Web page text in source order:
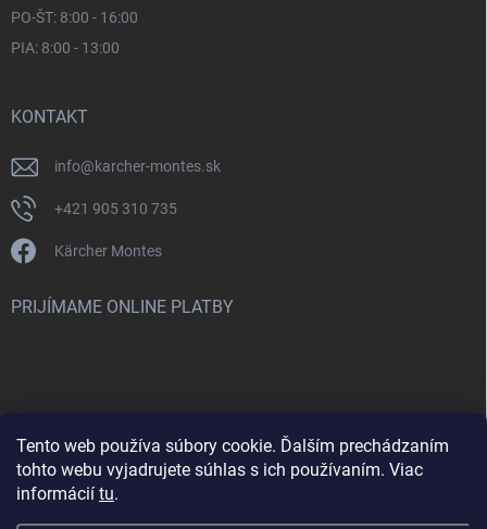
Tento web používa súbory cookie. Ďalším prechádzaním
tohto webu vyjadrujete súhlas s ich používaním. Viac
informácií tu.
PO-ŠT: 8:00 - 16:00
PIA: 8:00 - 13:00
KONTAKT
info@karcher-montes.sk
+421 905 310 735
Kärcher Montes
PRIJÍMAME ONLINE PLATBY
Nenašli ste čo ste hľadali? Máte záujem o inú značku? Skúste
navštíviť aj našu stránku Montclean.sk